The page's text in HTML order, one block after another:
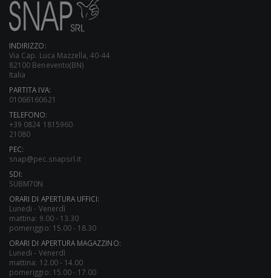
INDIRIZZO:
Via Cap. Luca Mazzella, 40-44
82100 Benevento(BN)
Italia
PARTITA IVA:
01066160621
TELEFONO:
+39 0824 1815960
21080
PEC:
snap@pec.snapsrl.it
SDI:
SUBM70N
ORARI DI APERTURA UFFICI:
Lunedi - Venerdì
mattina: 9.00 - 13.30
pomeriggio: 15.00 - 18.30
ORARI DI APERTURA MAGAZZINO:
Lunedi - Venerdì
mattina: 12.00 - 14.00
pomeriggio: 15.00 - 17.00